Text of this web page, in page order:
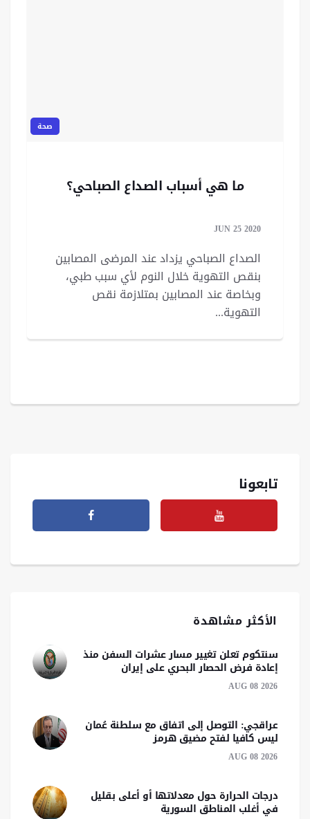
صحة
ما هي أسباب الصداع الصباحي؟
JUN 25 2020
الصداع الصباحي يزداد عند المرضى المصابين
بنقص التهوية خلال النوم لأي سبب طبي،
وبخاصة عند المصابين بمتلازمة نقص
التهوية...
تابعونا
الأكثر مشاهدة
سنتكوم تعلن تغيير مسار عشرات السفن منذ
إعادة فرض الحصار البحري على إيران
AUG 08 2026
عراقجي: التوصل إلى اتفاق مع سلطنة عُمان
ليس كافيا لفتح مضيق هرمز
AUG 08 2026
درجات الحرارة حول معدلاتها أو أعلى بقليل
في أغلب المناطق السورية